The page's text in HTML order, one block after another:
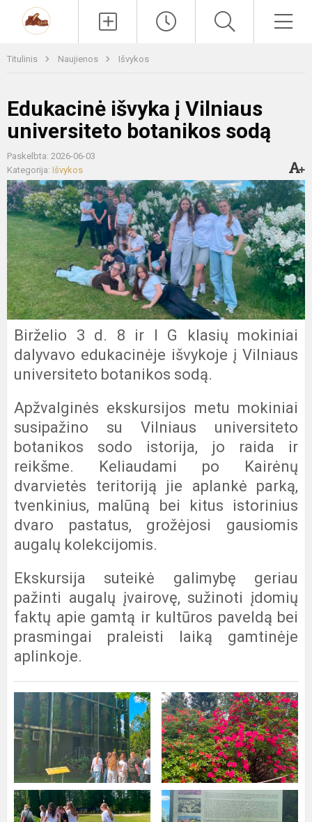
Titulinis Naujienos Išvykos
Edukacinė išvyka į Vilniaus
universiteto botanikos sodą
Paskelbta: 2026-06-03
Kategorija: Išvykos
Birželio 3 d. 8 ir I G klasių mokiniai
dalyvavo edukacinėje išvykoje į Vilniaus
universiteto botanikos sodą.
Apžvalginės ekskursijos metu mokiniai
susipažino su Vilniaus universiteto
botanikos sodo istorija, jo raida ir
reikšme. Keliaudami po Kairėnų
dvarvietės teritoriją jie aplankė parką,
tvenkinius, malūną bei kitus istorinius
dvaro pastatus, grožėjosi gausiomis
augalų kolekcijomis.
Ekskursija suteikė galimybę geriau
pažinti augalų įvairovę, sužinoti įdomių
faktų apie gamtą ir kultūros paveldą bei
prasmingai praleisti laiką gamtinėje
aplinkoje.